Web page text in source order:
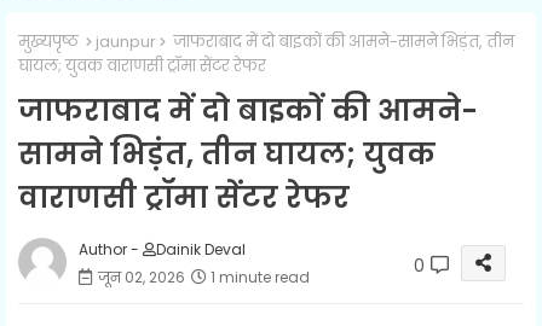
मुख्यपृष्ठ jaunpur
जाफराबाद में दो बाइकों की आमने-सामने भिड़ंत, तीन
घायल; युवक वाराणसी ट्रॉमा सेंटर रेफर
जाफराबाद में दो बाइकों की आमने-
सामने भिड़ंत, तीन घायल; युवक
वाराणसी ट्रॉमा सेंटर रेफर
Author -
Dainik Deval
जून 02, 2026
1 minute read 0